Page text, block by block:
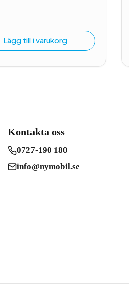
var:
147 kr.
är:
120 kr.
Lägg till i varukorg
Kontakta oss
0727-190 180
info@nymobil.se